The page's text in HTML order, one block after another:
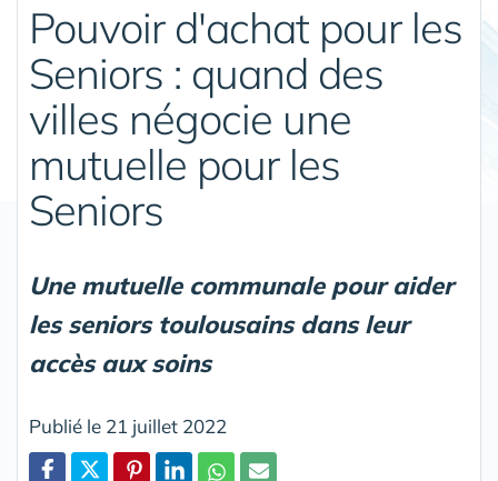
Pouvoir d'achat pour les
Seniors : quand des
villes négocie une
mutuelle pour les
Seniors
Une mutuelle communale pour aider
les seniors toulousains dans leur
accès aux soins
Publié le 21 juillet 2022